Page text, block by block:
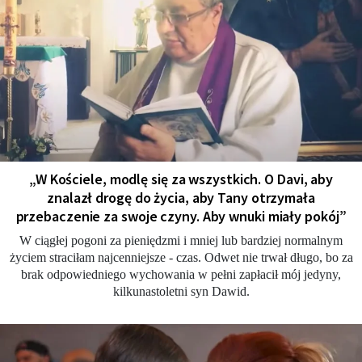
„W Kościele, modlę się za wszystkich. O Davi, aby
znalazł drogę do życia, aby Tany otrzymała
przebaczenie za swoje czyny. Aby wnuki miały pokój”
W ciągłej pogoni za pieniędzmi i mniej lub bardziej normalnym
życiem straciłam najcenniejsze - czas. Odwet nie trwał długo, bo za
brak odpowiedniego wychowania w pełni zapłacił mój jedyny,
kilkunastoletni syn Dawid.